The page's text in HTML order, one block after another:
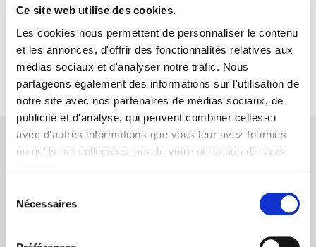
Ce site web utilise des cookies.
Les cookies nous permettent de personnaliser le contenu
et les annonces, d'offrir des fonctionnalités relatives aux
médias sociaux et d'analyser notre trafic. Nous
partageons également des informations sur l'utilisation de
notre site avec nos partenaires de médias sociaux, de
publicité et d'analyse, qui peuvent combiner celles-ci
avec d'autres informations que vous leur avez fournies
ou qu'ils ont collectées lors de votre utilisation de leurs
Nécessaires
Idées Cadeaux Solaires Noël 2025 Objets Solaires
18/11/2025
Nos engagements